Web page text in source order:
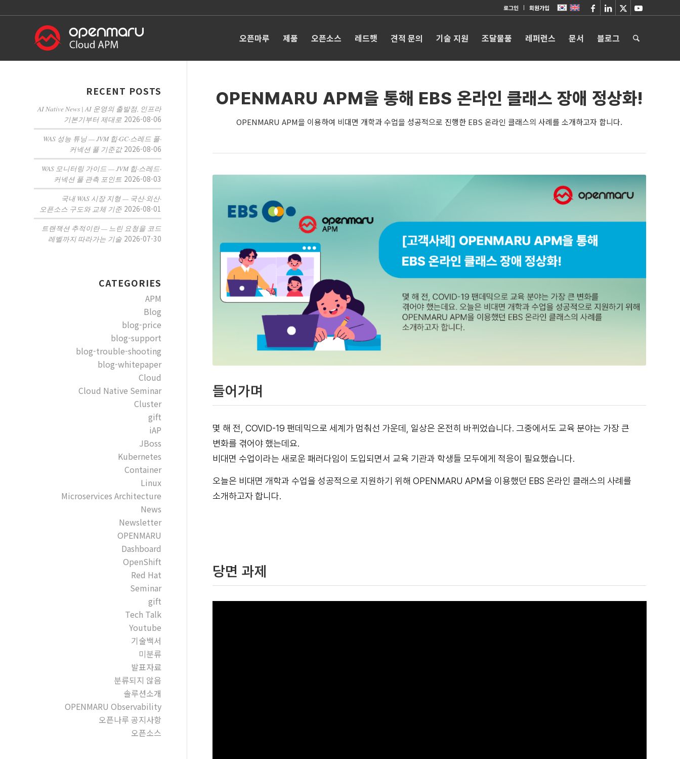
로그인 회원가입
오픈마루 제품 오픈소스 레드햇 견적 문의 기술 지원 조달물품 레퍼런스 문서 블로그
OPENMARU APM을 통해 EBS 온라인 클래스 장애 정상화!
OPENMARU APM을 이용하여 비대면 개학과 수업을 성공적으로 진행한 EBS 온라인 클래스의 사례를 소개하고자 합니다.
들어가며
몇 해 전, COVID-19 팬데믹으로 세계가 멈춰선 가운데, 일상은 온전히 바뀌었습니다. 그중에서도 교육 분야는 가장 큰
변화를 겪어야 했는데요.
비대면 수업이라는 새로운 패러다임이 도입되면서 교육 기관과 학생들 모두에게 적응이 필요했습니다.
오늘은 비대면 개학과 수업을 성공적으로 지원하기 위해 OPENMARU APM을 이용했던 EBS 온라인 클래스의 사례를
소개하고자 합니다.
당면 과제
RECENT POSTS
AI Native News | AI 운영의 출발점, 인프라
기본기부터 제대로 2026-08-06
WAS 성능 튜닝 — JVM 힙·GC·스레드 풀·
커넥션 풀 기준값 2026-08-06
WAS 모니터링 가이드 — JVM 힙·스레드·
커넥션 풀 관측 포인트 2026-08-03
국내 WAS 시장 지형 — 국산·외산·
오픈소스 구도와 교체 기준 2026-08-01
트랜잭션 추적이란 — 느린 요청을 코드
레벨까지 따라가는 기술 2026-07-30
CATEGORIES
APM
Blog
blog-price
blog-support
blog-trouble-shooting
blog-whitepaper
Cloud
Cloud Native Seminar
Cluster
gift
iAP
JBoss
Kubernetes
Container
Linux
Microservices Architecture
News
Newsletter
OPENMARU
Dashboard
OpenShift
Red Hat
Seminar
gift
Tech Talk
Youtube
기술백서
미분류
발표자료
분류되지 않음
솔루션소개
OPENMARU Observability
오픈나루 공지사항
오픈소스